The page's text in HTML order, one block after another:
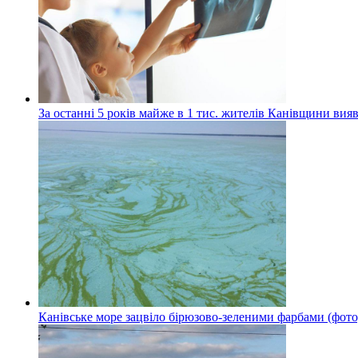
За останні 5 років майже в 1 тис. жителів Канівщини
Канівське море зацвіло бірюзово-зеленими фарбами